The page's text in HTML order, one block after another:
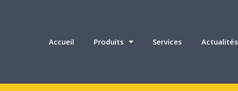
Accueil Produits Services Actualités